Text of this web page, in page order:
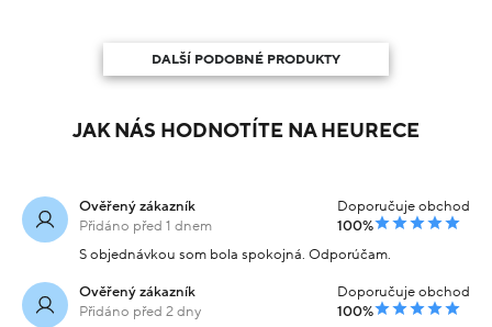
DALŠÍ PODOBNÉ PRODUKTY
JAK NÁS HODNOTÍTE NA HEURECE
Ověřený zákazník
Přidáno před 1 dnem
Doporučuje obchod
100%
S objednávkou som bola spokojná. Odporúčam.
Ověřený zákazník
Přidáno před 2 dny
Doporučuje obchod
100%